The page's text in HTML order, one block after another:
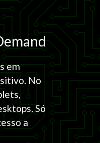
em
No
Só
a